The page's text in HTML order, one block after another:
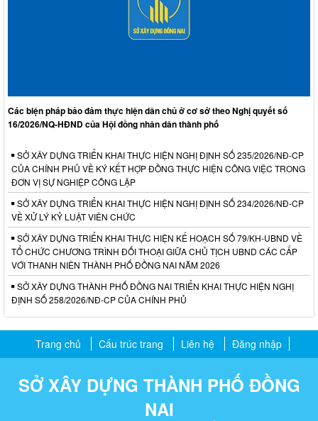
Các biện pháp bảo đảm thực hiện dân chủ ở cơ sở theo Nghị quyết số
16/2026/NQ-HĐND của Hội đồng nhân dân thành phố
SỞ XÂY DỰNG TRIỂN KHAI THỰC HIỆN NGHỊ ĐỊNH SỐ 235/2026/NĐ-CP
CỦA CHÍNH PHỦ VỀ KÝ KẾT HỢP ĐỒNG THỰC HIỆN CÔNG VIỆC TRONG
ĐƠN VỊ SỰ NGHIỆP CÔNG LẬP
SỞ XÂY DỰNG TRIỂN KHAI THỰC HIỆN NGHỊ ĐỊNH SỐ 234/2026/NĐ-CP
VỀ XỬ LÝ KỶ LUẬT VIÊN CHỨC
SỞ XÂY DỰNG TRIỂN KHAI THỰC HIỆN KẾ HOẠCH SỐ 79/KH-UBND VỀ
TỔ CHỨC CHƯƠNG TRÌNH ĐỐI THOẠI GIỮA CHỦ TỊCH UBND CÁC CẤP
VỚI THANH NIÊN THÀNH PHỐ ĐỒNG NAI NĂM 2026
SỞ XÂY DỰNG THÀNH PHỐ ĐỒNG NAI TRIỂN KHAI THỰC HIỆN NGHỊ
ĐỊNH SỐ 258/2026/NĐ-CP CỦA CHÍNH PHỦ
Trang chủ Cấu trúc trang Liên hệ Đăng nhập
SỞ XÂY DỰNG THÀNH PHỐ ĐỒNG
NAI